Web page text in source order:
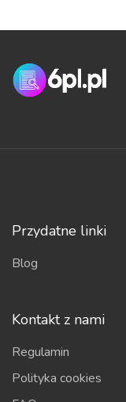
Przydatne linki
Blog
Kontakt z nami
Regulamin
Polityka cookies